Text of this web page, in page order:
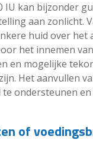
IU kan bijzonder
aan zonlicht.
huid over het
het innemen
en mogelijke
Het aanvullen
ondersteunen en
of